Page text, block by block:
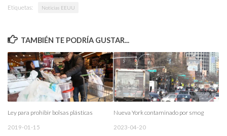
Etiquetas: Noticias EEUU
TAMBIÉN TE PODRÍA GUSTAR...
Ley para prohibir bolsas plásticas
2019-01-15
Nueva York contaminado por smog
2023-04-20